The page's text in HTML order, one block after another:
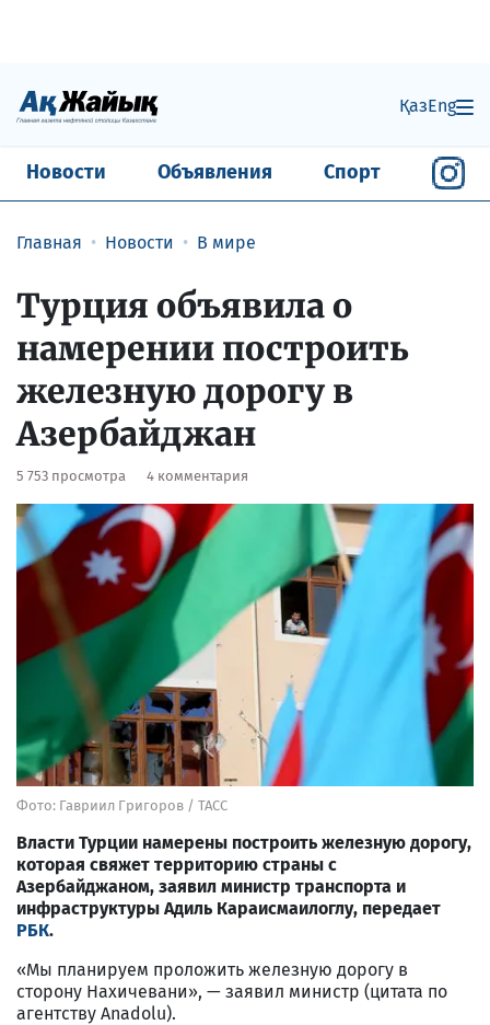
ҚазEng
Новости Объявления Спорт
Главная Новости В мире
Турция объявила о
намерении построить
железную дорогу в
Азербайджан
5 753 просмотра 4 комментария
Фото: Гавриил Григоров / ТАСС
Власти Турции намерены построить железную дорогу,
которая свяжет территорию страны с
Азербайджаном, заявил министр транспорта и
инфраструктуры Адиль Караисмаилоглу, передает
РБК.
«Мы планируем проложить железную дорогу в
сторону Нахичевани», — заявил министр (цитата по
агентству Anadolu).